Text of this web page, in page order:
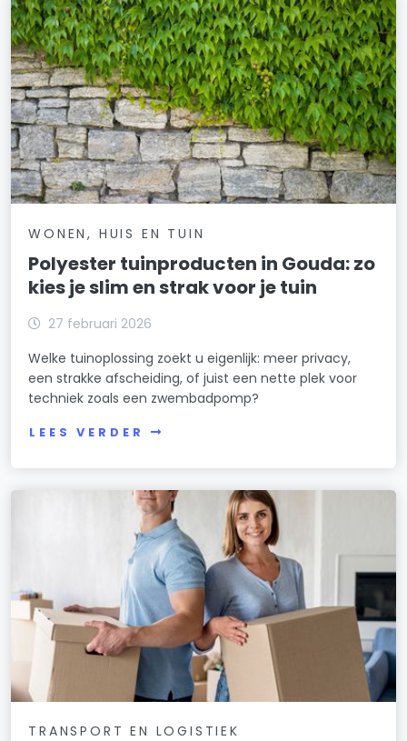
WONEN, HUIS EN TUIN
Polyester tuinproducten in Gouda: zo
kies je slim en strak voor je tuin
27 februari 2026
Welke tuinoplossing zoekt u eigenlijk: meer privacy,
een strakke afscheiding, of juist een nette plek voor
techniek zoals een zwembadpomp?
LEES VERDER
TRANSPORT EN LOGISTIEK